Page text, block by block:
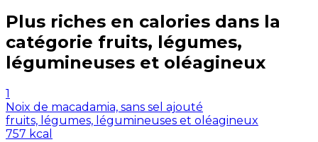
Plus riches en calories dans la
catégorie fruits, légumes,
légumineuses et oléagineux
1
Noix de macadamia, sans sel ajouté
fruits, légumes, légumineuses et oléagineux
757 kcal